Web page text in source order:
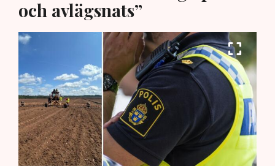
och avlägsnats”